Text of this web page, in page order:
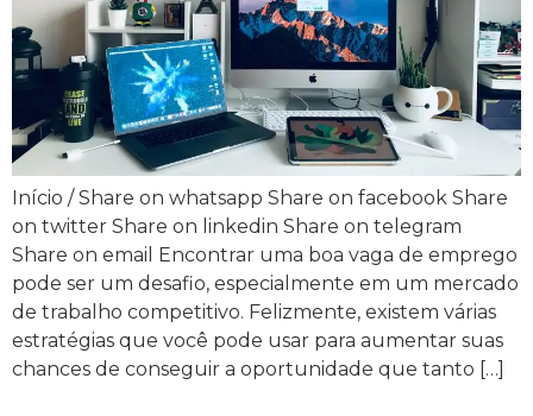
Início / Share on whatsapp Share on facebook Share
on twitter Share on linkedin Share on telegram
Share on email Encontrar uma boa vaga de emprego
pode ser um desafio, especialmente em um mercado
de trabalho competitivo. Felizmente, existem várias
estratégias que você pode usar para aumentar suas
chances de conseguir a oportunidade que tanto […]